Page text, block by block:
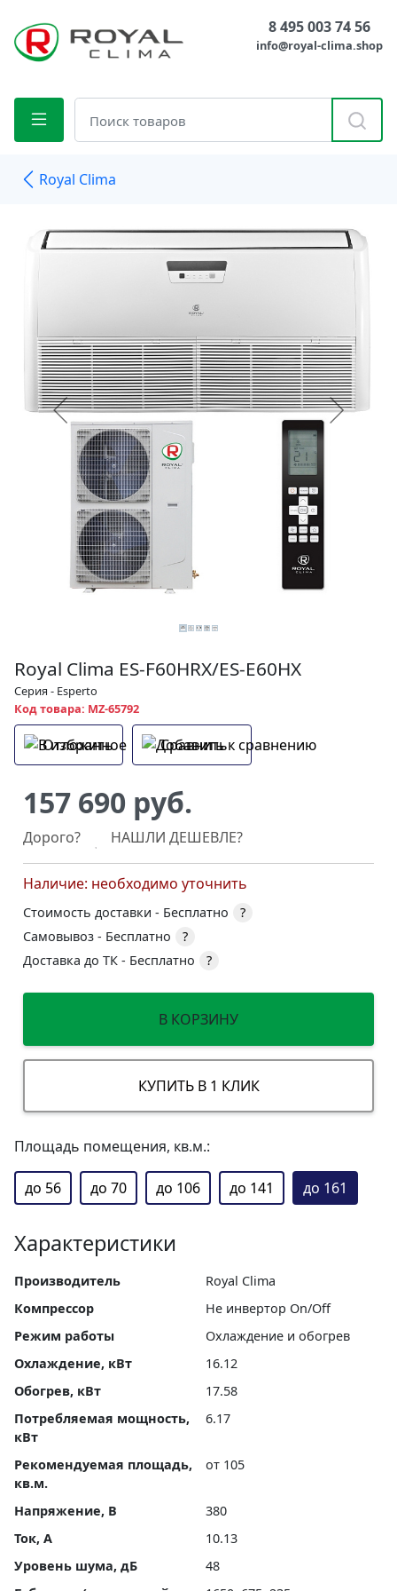
8 495 003 74 56
info@royal-clima.shop
Royal Clima
Royal Clima ES-F60HRX/ES-E60HX
Серия - Esperto
Код товара: MZ-65792
Отложить Сравнить
157 690 руб.
Дорого? НАШЛИ ДЕШЕВЛЕ?
Наличие: необходимо уточнить
Стоимость доставки - Бесплатно
?
Самовывоз - Бесплатно
?
Доставка до ТК - Бесплатно ?
В КОРЗИНУ
КУПИТЬ В 1 КЛИК
Площадь помещения, кв.м.:
до 56 до 70 до 106 до 141 до 161
Характеристики
Производитель
Royal Clima
Компрессор
Не инвертор On/Off
Режим работы
Охлаждение и обогрев
Охлаждение, кВт
16.12
Обогрев, кВт
17.58
Потребляемая мощность,
кВт
6.17
Рекомендуемая площадь,
кв.м.
от 105
Напряжение, В
380
Ток, А
10.13
Уровень шума, дБ
48